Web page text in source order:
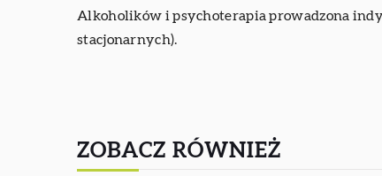
Alkoholików i psychoterapia prowadzona
stacjonarnych).
ZOBACZ RÓWNIEŻ